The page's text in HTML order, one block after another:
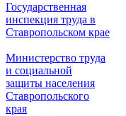
Государственная
инспекция труда в
Ставропольском крае
Министерство труда
и социальной
защиты населения
Ставропольского
края